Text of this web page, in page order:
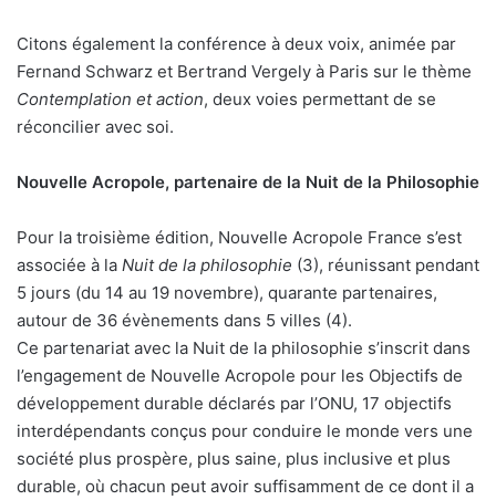
Citons également la conférence à deux voix, animée par
Fernand Schwarz et Bertrand Vergely à Paris sur le thème
Contemplation et action, deux voies permettant de se
réconcilier avec soi.
Nouvelle Acropole, partenaire de la Nuit de la Philosophie
Pour la troisième édition, Nouvelle Acropole France s’est
associée à la Nuit de la philosophie (3), réunissant pendant
5 jours (du 14 au 19 novembre), quarante partenaires,
autour de 36 évènements dans 5 villes (4).
Ce partenariat avec la Nuit de la philosophie s’inscrit dans
l’engagement de Nouvelle Acropole pour les Objectifs de
développement durable déclarés par l’ONU, 17 objectifs
interdépendants conçus pour conduire le monde vers une
société plus prospère, plus saine, plus inclusive et plus
durable, où chacun peut avoir suffisamment de ce dont il a